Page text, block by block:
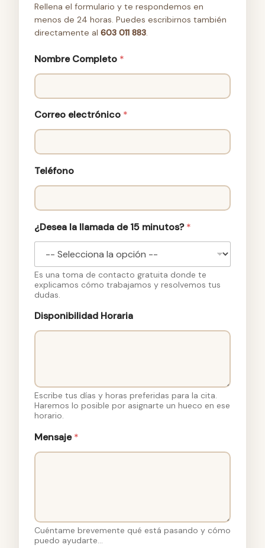
Rellena el formulario y te respondemos en
menos de 24 horas. Puedes escribirnos también
directamente al 603 011 883.
Nombre Completo *
Correo electrónico *
Teléfono
¿Desea la llamada de 15 minutos?*
Es una toma de contacto gratuita donde te
explicamos cómo trabajamos y resolvemos tus
dudas.
e
e
ó
n
i
c
R
G
p
o
n
Disponibilidad Horaria
Escribe tus días y horas preferidas para la cita.
Haremos lo posible por asignarte un hueco en ese
horario.
Mensaje*
Cuéntame brevemente qué está pasando y cómo
puedo ayudarte...